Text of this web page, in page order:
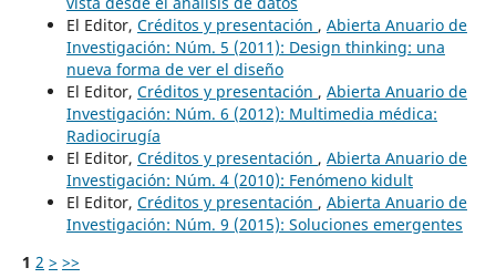
El Editor, Créditos y presentación , Abierta Anuario de
Investigación: Núm. 5 (2011): Design thinking: una
nueva forma de ver el diseño
El Editor, Créditos y presentación , Abierta Anuario de
Investigación: Núm. 6 (2012): Multimedia médica:
Radiocirugía
El Editor, Créditos y presentación , Abierta Anuario de
Investigación: Núm. 4 (2010): Fenómeno kidult
El Editor, Créditos y presentación , Abierta Anuario de
Investigación: Núm. 9 (2015): Soluciones emergentes
1 2 > >>